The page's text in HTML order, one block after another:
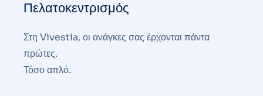
Πελατοκεντρισμός
Στη Vivestia, οι ανάγκες σας έρχονται πάντα
πρώτες.
Τόσο απλό.